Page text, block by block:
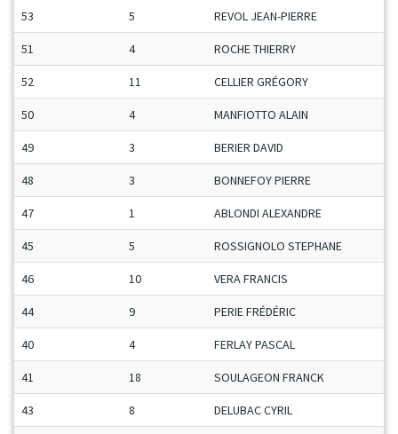
53 5 REVOL JEAN-PIERRE
51 4 ROCHE THIERRY
52 11 CELLIER GRÉGORY
50 4 MANFIOTTO ALAIN
49 3 BERIER DAVID
48 3 BONNEFOY PIERRE
47 1 ABLONDI ALEXANDRE
45 5 ROSSIGNOLO STEPHANE
46 10 VERA FRANCIS
44 9 PERIE FRÉDÉRIC
40 4 FERLAY PASCAL
41 18 SOULAGEON FRANCK
43 8 DELUBAC CYRIL